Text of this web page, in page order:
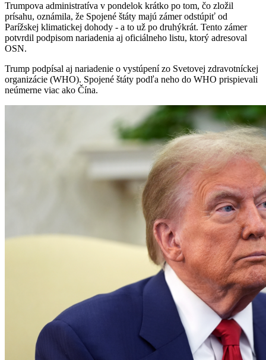
Trumpova administratíva v pondelok krátko po tom, čo zložil
prísahu, oznámila, že Spojené štáty majú zámer odstúpiť od
Parížskej klimatickej dohody - a to už po druhýkrát. Tento zámer
potvrdil podpisom nariadenia aj oficiálneho listu, ktorý adresoval
OSN.
Trump podpísal aj nariadenie o vystúpení zo Svetovej zdravotníckej
organizácie (WHO). Spojené štáty podľa neho do WHO prispievali
neúmerne viac ako Čína.